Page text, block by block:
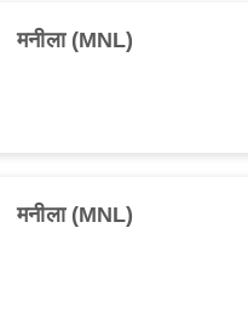
मनीला (MNL)
मनीला (MNL)